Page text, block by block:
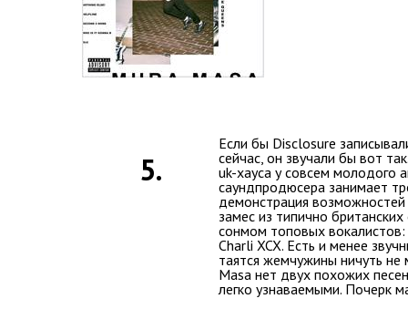
5.
Если бы Disclosure
сейчас, он звучали бы вот
uk-хауса у совсем молодого
саундпродюсера занимает
демонстрация
замес из типично
сонмом топовых
Charli XCX. Есть и менее
таятся жемчужины ничуть
Masa нет двух похожих
легко узнаваемыми. Почерк